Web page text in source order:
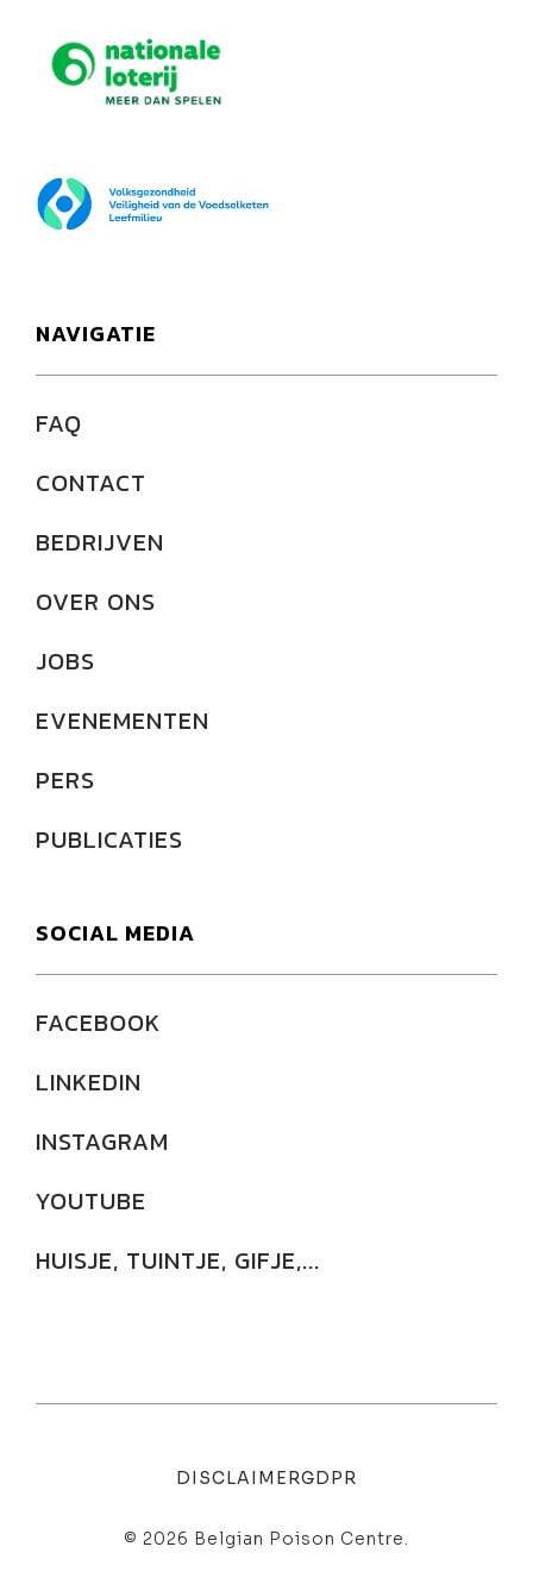
Nationale loterij
NAVIGATIE
FAQ
CONTACT
BEDRIJVEN
OVER ONS
JOBS
EVENEMENTEN
PERS
PUBLICATIES
SOCIAL MEDIA
FACEBOOK
LINKEDIN
INSTAGRAM
YOUTUBE
HUISJE, TUINTJE, GIFJE,...
DISCLAIMERGDPR
© 2026 Belgian Poison Centre.